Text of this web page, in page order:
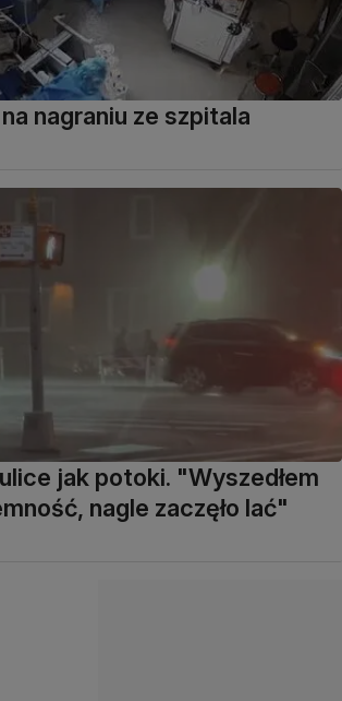
nagraniu ze szpitala
jak potoki. "Wyszedłem
nagle zaczęło lać"